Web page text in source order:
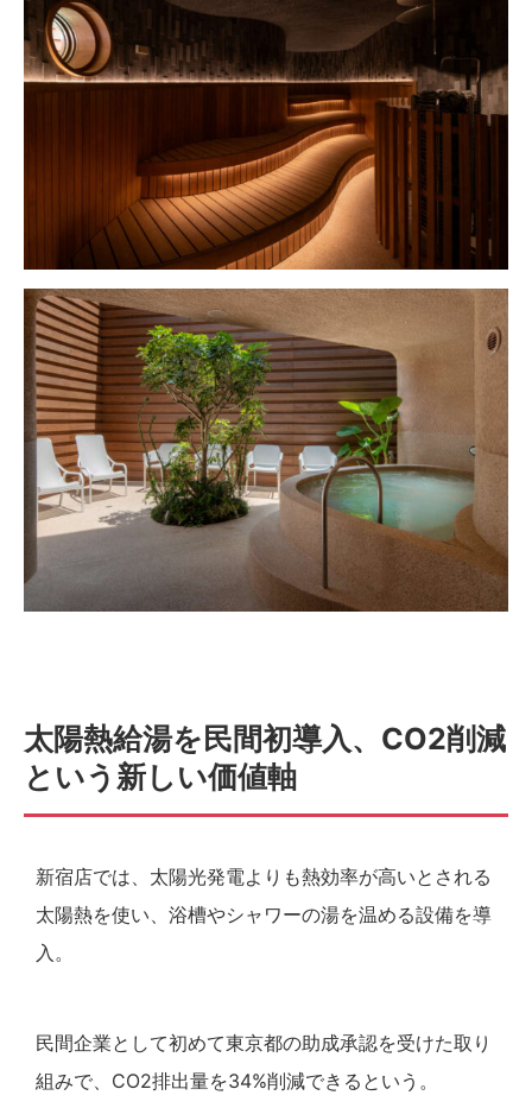
太陽熱給湯を民間初導入、CO2削減
という新しい価値軸
新宿店では、太陽光発電よりも熱効率が高いとされる
太陽熱を使い、浴槽やシャワーの湯を温める設備を導
入。
民間企業として初めて東京都の助成承認を受けた取り
組みで、CO2排出量を34%削減できるという。